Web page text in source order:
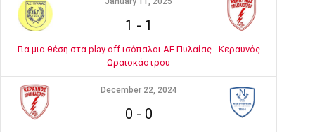
1 - 1
Για μια θέση στα play off ισόπαλοι ΑΕ Πυλαίας - Κεραυνός
Ωραιοκάστρου
December 22, 2024
0 - 0